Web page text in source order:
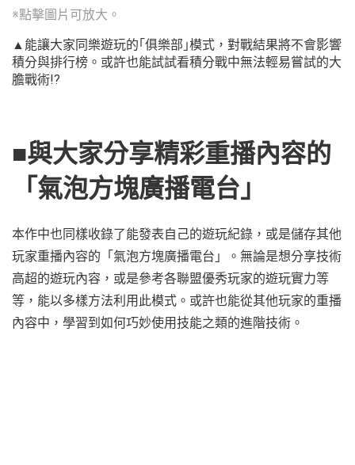
※點擊圖片可放大。
▲能讓大家同樂遊玩的｢俱樂部｣模式，對戰結果將不會影響
積分與排行榜。或許也能試試看積分戰中無法輕易嘗試的大
膽戰術!?
■與大家分享精彩重播內容的
「氣泡方塊廣播電台」
本作中也同樣收錄了能發表自己的遊玩紀錄，或是儲存其他
玩家重播內容的「氣泡方塊廣播電台」。無論是想分享技術
高超的遊玩內容，或是參考各聯盟優秀玩家的遊玩實力等
等，能以多樣方法利用此模式。或許也能從其他玩家的重播
內容中，學習到如何巧妙使用技能之類的進階技術。